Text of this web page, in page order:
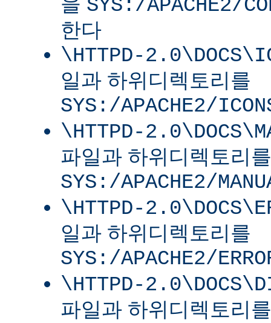
SYS:/APACHE2/
한다
\HTTPD-
일과 하위디렉토리를
SYS:/APACHE2/
\HTTPD-
파일과 하위디렉토리를
SYS:/APACHE2/
\HTTPD-
일과 하위디렉토리를
SYS:/APACHE2/
\HTTPD-
파일과 하위디렉토리를